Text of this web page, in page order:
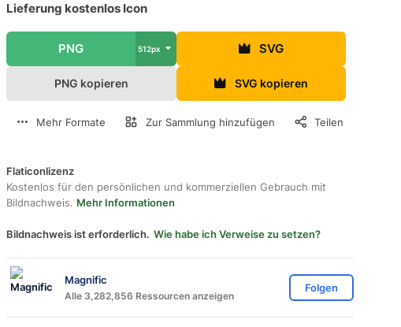
Lieferung kostenlos Icon
PNG 512px SVG
PNG kopieren SVG kopieren
Mehr Formate Zur Sammlung hinzufügen Teilen
Flaticonlizenz
Kostenlos für den persönlichen und kommerziellen Gebrauch mit
Bildnachweis. Mehr Informationen
Bildnachweis ist erforderlich. Wie habe ich Verweise zu setzen?
Magnific
Alle 3,282,856 Ressourcen anzeigen
Folgen